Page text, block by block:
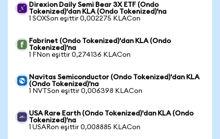
Direxion Daily Semi Bear 3X ETF (Ondo
Tokenized)'dan KLA (Ondo Tokenized)'na
1 SOXSon eşittir 0,002275 KLACon
Fabrinet (Ondo Tokenized)'dan KLA (Ondo
Tokenized)'na
1 FNon eşittir 0,274136 KLACon
Navitas Semiconductor (Ondo Tokenized)'dan KLA
(Ondo Tokenized)'na
1 NVTSon eşittir 0,006398 KLACon
USA Rare Earth (Ondo Tokenized)'dan KLA (Ondo
Tokenized)'na
1 USARon eşittir 0,008885 KLACon